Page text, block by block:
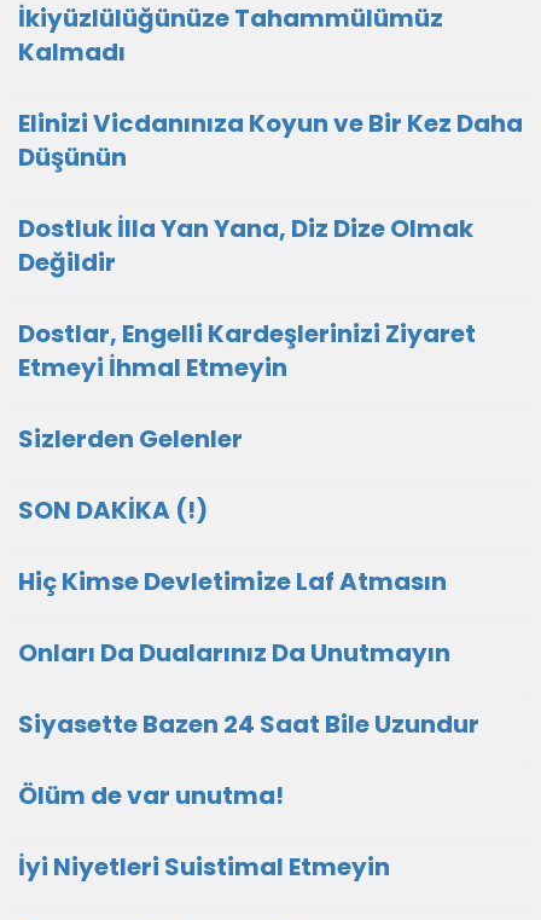
İkiyüzlülüğünüze Tahammülümüz
Kalmadı
Elinizi Vicdanınıza Koyun ve Bir Kez Daha
Düşünün
Dostluk İlla Yan Yana, Diz Dize Olmak
Değildir
Dostlar, Engelli Kardeşlerinizi Ziyaret
Etmeyi İhmal Etmeyin
Sizlerden Gelenler
SON DAKİKA (!)
Hiç Kimse Devletimize Laf Atmasın
Onları Da Dualarınız Da Unutmayın
Siyasette Bazen 24 Saat Bile Uzundur
Ölüm de var unutma!
İyi Niyetleri Suistimal Etmeyin